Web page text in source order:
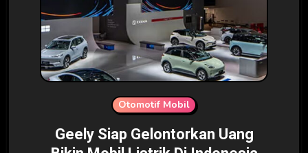
Otomotif Mobil
Geely Siap Gelontorkan Uang